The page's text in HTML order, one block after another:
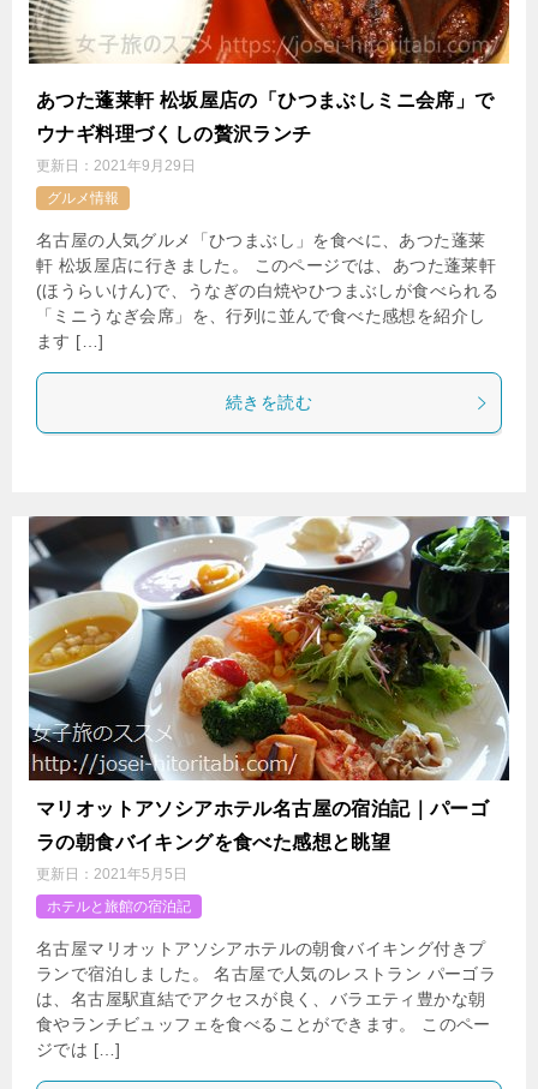
あつた蓬莱軒 松坂屋店の「ひつまぶしミニ会席」で
ウナギ料理づくしの贅沢ランチ
更新日： 2021年9月29日
グルメ情報
名古屋の人気グルメ「ひつまぶし」を食べに、あつた蓬莱
軒 松坂屋店に行きました。 このページでは、あつた蓬莱軒
(ほうらいけん)で、うなぎの白焼やひつまぶしが食べられる
「ミニうなぎ会席」を、行列に並んで食べた感想を紹介し
ます […]
続きを読む
マリオットアソシアホテル名古屋の宿泊記｜パーゴ
ラの朝食バイキングを食べた感想と眺望
更新日： 2021年5月5日
ホテルと旅館の宿泊記
名古屋マリオットアソシアホテルの朝食バイキング付きプ
ランで宿泊しました。 名古屋で人気のレストラン パーゴラ
は、名古屋駅直結でアクセスが良く、バラエティ豊かな朝
食やランチビュッフェを食べることができます。 このペー
ジでは […]